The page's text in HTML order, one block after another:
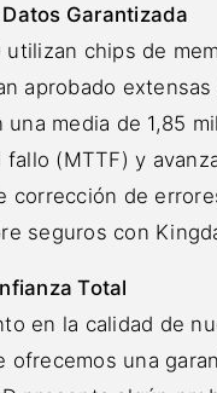
Garantizada
utilizan chips de
aprobado
una media de 1,85
fallo (MTTF) y
corrección de
seguros con
Total
en la calidad de
ofrecemos una